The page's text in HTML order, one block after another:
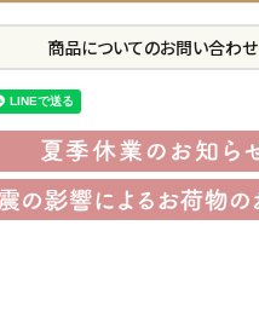
商品についてのお問い合わせ